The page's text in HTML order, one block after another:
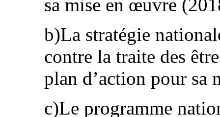
sa mise en œuvre
b)La stratégie
contre la traite des
plan d’action pour sa
c)Le programme